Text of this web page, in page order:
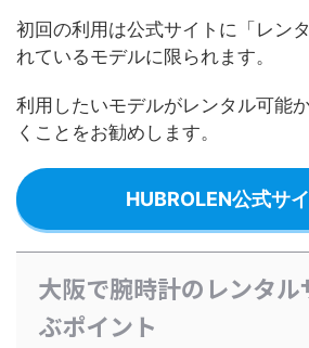
初回の利用は公式サイトに「レン
れているモデルに限られます。
利用したいモデルがレンタル可能
くことをお勧めします。
HUBROLEN公式サ
大阪で腕時計のレンタ
ぶポイント